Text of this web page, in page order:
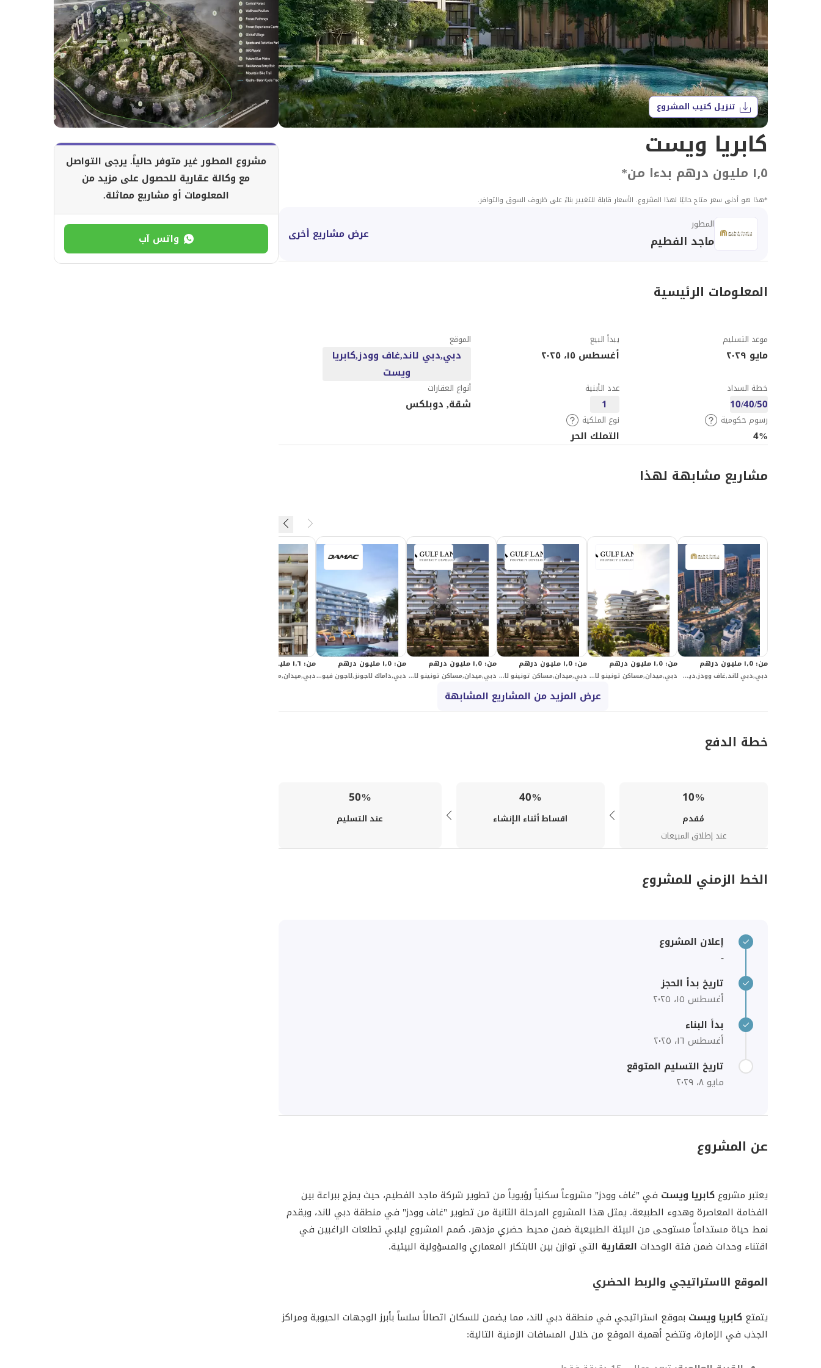
تنزيل كتيب المشروع
كابريا ويست
١٫٥ مليون درهم بدءا من *
*هذا هو أدنى سعر متاح حاليًا لهذا المشروع. الأسعار قابلة للتغيير بناءً على ظروف السوق والتوافر.
المطور
ماجد الفطيم عرض مشاريع أخرى
المعلومات الرئيسية
موعد التسليم
مايو ٢٠٢٩
يبدأ البيع
أغسطس ١٥، ٢٠٢٥
الموقع
دبي,دبي لاند,غاف وودز,كابريا
ويست
خطة السداد
10/40/50
عدد الأبنية
1
أنواع العقارات
شقة, دوبلكس
رسوم حكومية
4%
نوع الملكية
التملك الحر
مشاريع مشابهة لهذا
من:١٫٥ مليون درهم
دبي,دبي لاند,غاف وودز,ديستريكت
من:١٫٥ مليون درهم
دبي,ميدان,مساكن تونينو لامبورغيني,تونينو لامبورغيني ريزيدنسز مبني 4
من:١٫٥ مليون درهم
دبي,ميدان,مساكن تونينو لامبورغيني,مساكن تونينو لامبورغيني 3
من:١٫٥ مليون درهم
دبي,ميدان,مساكن تونينو لامبورغيني,مساكن تونينو لامبورغيني 2
من:١٫٥ مليون درهم
دبي,داماك لاجونز,لاجون فيوز,لاجوون فيوز 11
من: ١٫٦ مليون درهم
عرض المزيد من المشاريع المشابهة
خطة الدفع
10%
مُقدم
عند إطلاق المبيعات
40%
اقساط أثناء الإنشاء
50%
عند التسليم
الخط الزمني للمشروع
إعلان المشروع
-
تاريخ بدأ الحجز
أغسطس ١٥، ٢٠٢٥
بدأ البناء
أغسطس ١٦، ٢٠٢٥
تاريخ التسليم المتوقع
مايو ٨، ٢٠٢٩
عن المشروع
يعتبر مشروعكابريا ويست في "غاف وودز" مشروعاً سكنياً رؤيوياً من تطوير شركة ماجد الفطيم، حيث يمزج ببراعة بين
الفخامة المعاصرة وهدوء الطبيعة. يمثل هذا المشروع المرحلة الثانية من تطوير "غاف وودز" في منطقة دبي لاند، ويقدم
نمط حياة مستداماً مستوحى من البيئة الطبيعية ضمن محيط حضري مزدهر. صُمم المشروع ليلبي تطلعات الراغبين في
اقتناء وحدات ضمن فئة الوحدات العقارية التي توازن بين الابتكار المعماري والمسؤولية البيئية.
الموقع الاستراتيجي والربط الحضري
يتمتعكابريا ويست بموقع استراتيجي في منطقة دبي لاند، مما يضمن للسكان اتصالاً سلساً بأبرز الوجهات الحيوية ومراكز
الجذب في الإمارة، وتتضح أهمية الموقع من خلال المسافات الزمنية التالية:
مشروع المطور غير متوفر حالياً. يرجى التواصل
مع وكالة عقارية للحصول على مزيد من
المعلومات أو مشاريع مماثلة.
واتس آب